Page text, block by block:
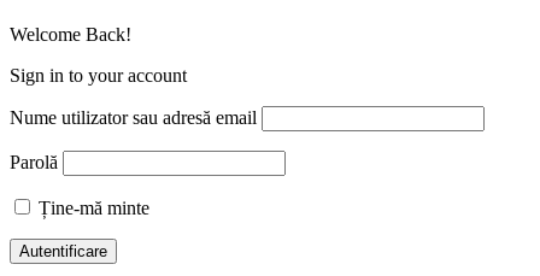
Welcome Back!
Sign in to your account
Nume utilizator sau adresă email
Parolă
Ține-mă minte